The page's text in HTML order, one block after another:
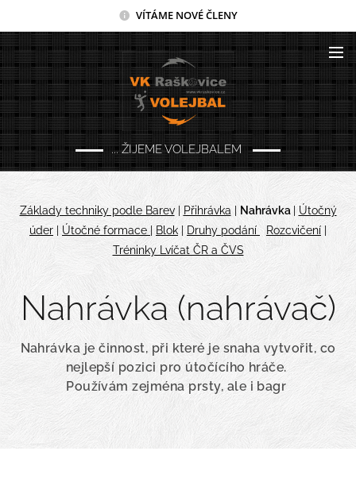
VÍTÁME NOVÉ ČLENY
... ŽIJEME VOLEJBALEM
Základy techniky podle Barev| Přihrávka | Nahrávka | Útočný
úder | Útočné formace | Blok | Druhy podání Rozcvičení |
Tréninky Lvíčat ČR a ČVS
Nahrávka (nahrávač)
Nahrávka je činnost, při které je snaha vytvořit, co
nejlepší pozici pro útočícího hráče.
Používám zejména prsty, ale i bagr